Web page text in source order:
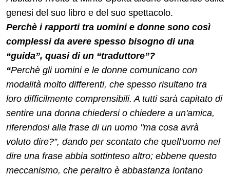
genesi del suo libro e del suo spettacolo.
Perchè i rapporti tra uomini e donne sono così
complessi da avere spesso bisogno di una
“guida”, quasi di un “traduttore”?
“Perchè gli uomini e le donne comunicano con
modalità molto differenti, che spesso risultano tra
loro difficilmente comprensibili. A tutti sarà capitato di
sentire una donna chiedersi o chiedere a un'amica,
riferendosi alla frase di un uomo "ma cosa avrà
voluto dire?”, dando per scontato che quell'uomo nel
dire una frase abbia sottinteso altro; ebbene questo
meccanismo, che peraltro è abbastanza lontano